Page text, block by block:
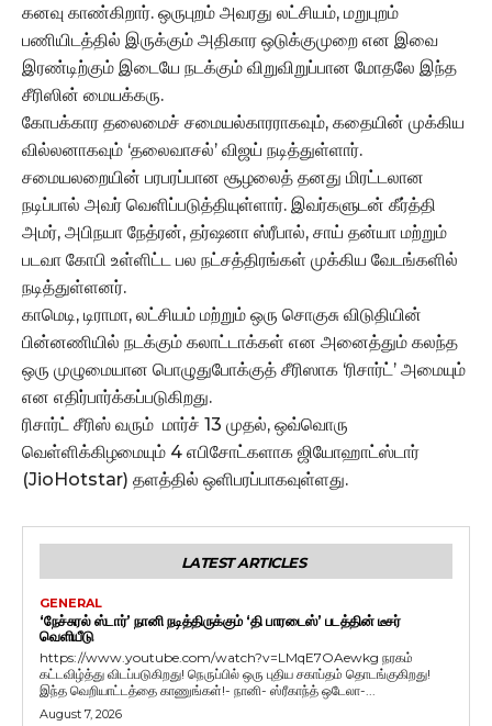
கனவு காண்கிறார். ஒருபுறம் அவரது லட்சியம், மறுபுறம்
பணியிடத்தில் இருக்கும் அதிகார ஒடுக்குமுறை என இவை
இரண்டிற்கும் இடையே நடக்கும் விறுவிறுப்பான மோதலே இந்த
சீரிஸின் மையக்கரு.
கோபக்கார தலைமைச் சமையல்காரராகவும், கதையின் முக்கிய
வில்லனாகவும் ‘தலைவாசல்’ விஜய் நடித்துள்ளார்.
சமையலறையின் பரபரப்பான சூழலைத் தனது மிரட்டலான
நடிப்பால் அவர் வெளிப்படுத்தியுள்ளார். இவர்களுடன் கீர்த்தி
அமர், அபிநயா நேத்ரன், தர்ஷனா ஸ்ரீபால், சாய் தன்யா மற்றும்
படவா கோபி உள்ளிட்ட பல நட்சத்திரங்கள் முக்கிய வேடங்களில்
நடித்துள்ளனர்.
காமெடி, டிராமா, லட்சியம் மற்றும் ஒரு சொகுசு விடுதியின்
பின்னணியில் நடக்கும் கலாட்டாக்கள் என அனைத்தும் கலந்த
ஒரு முழுமையான பொழுதுபோக்குத் சீரிஸாக ‘ரிசார்ட்’ அமையும்
என எதிர்பார்க்கப்படுகிறது.
ரிசார்ட் சீரிஸ் வரும் மார்ச் 13 முதல், ஒவ்வொரு
வெள்ளிக்கிழமையும் 4 எபிசோட்களாக ஜியோஹாட்ஸ்டார்
(JioHotstar) தளத்தில் ஒளிபரப்பாகவுள்ளது.
LATEST ARTICLES
GENERAL
‘நேச்சுரல் ஸ்டார்’ நானி நடித்திருக்கும் ‘தி பாரடைஸ்’ படத்தின் டீசர்
வெளியீடு
https://www.youtube.com/watch?v=LMqE7OAewkg நரகம்
கட்டவிழ்த்து விடப்படுகிறது! நெருப்பில் ஒரு புதிய சகாப்தம் தொடங்குகிறது!
இந்த வெறியாட்டத்தை காணுங்கள்!- நானி- ஸ்ரீகாந்த் ஒடேலா-...
August 7, 2026